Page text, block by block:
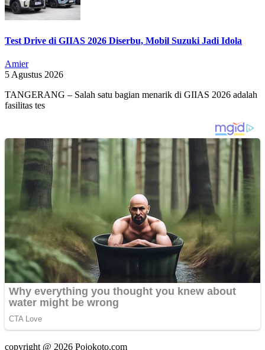
Test Drive di GIIAS 2026 Diserbu, Mobil Suzuki Jadi Idola
Amier
5 Agustus 2026
TANGERANG – Salah satu bagian menarik di GIIAS 2026 adalah
fasilitas tes
copyright @ 2026 Pojokoto.com